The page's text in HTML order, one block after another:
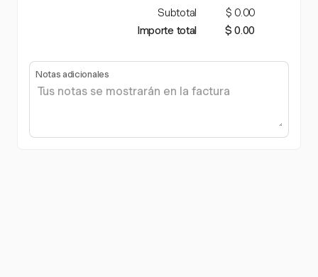
Subtotal
$ 0.00
Importe total
$ 0.00
Notas adicionales